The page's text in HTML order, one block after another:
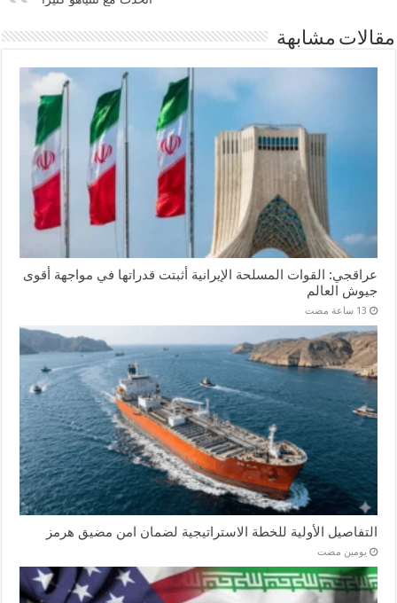
مقالات مشابهة
عراقجي: القوات المسلحة الإيرانية أثبتت قدراتها في مواجهة أقوى
جيوش العالم
التفاصيل الأولية للخطة الاستراتيجية لضمان امن مضيق هرمز
‏يومين مضت